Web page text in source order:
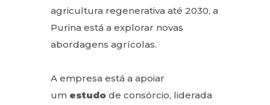
agricultura regenerativa até 2030, a
Purina está a explorar novas
abordagens agrícolas.
A empresa está a apoiar
um estudo de consórcio, liderada